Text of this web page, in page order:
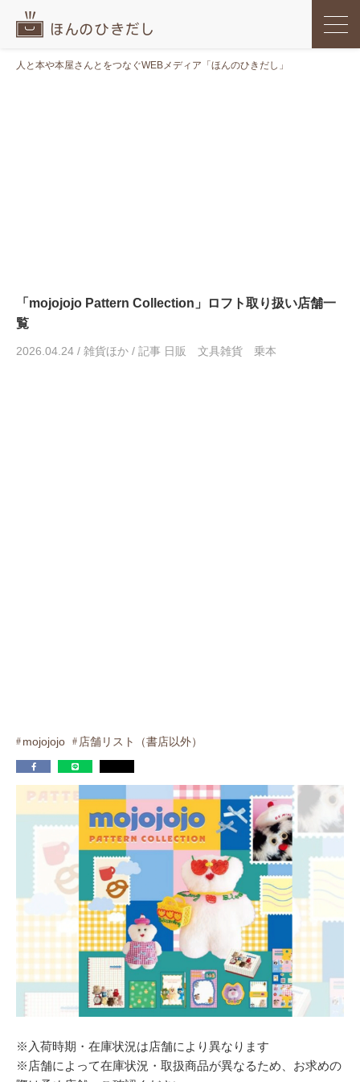
人と本や本屋さんとをつなぐWEBメディア「ほんのひきだし」
「mojojojo Pattern Collection」ロフト取り扱い店舗一
覧
2026.04.24 / 雑貨ほか / 記事 日販 文具雑貨 乗本
mojojojo 店舗リスト（書店以外）
※入荷時期・在庫状況は店舗により異なります
※店舗によって在庫状況・取扱商品が異なるため、お求めの